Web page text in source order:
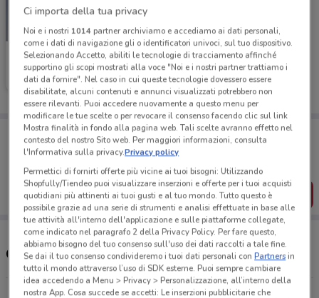
SCADE OGGI
Unieuro
Scade oggi 1.4 km
Porta DoveConviene sempre con te!
Puoi trovare le migliori offerte dei negozi vicino a te,
salvarle e creare la tua lista del risparmio, comodamente
dal tuo cellulare.
SCARICA L’APP
Orari e Indirizzi Unieuro
Via Generale G. Giardino, 1 Lissone
Ci importa della tua privacy
Noi e i nostri 1014partner archiviamo e accediamo ai dati personali,
come i dati di navigazione gli o identificatori univoci, sul tuo dispositivo.
Selezionando Accetto, abiliti le tecnologie di tracciamento affinché
supportino gli scopi mostrati alla voce "Noi e i nostri partner trattiamo i
dati da fornire". Nel caso in cui queste tecnologie dovessero essere
disabilitate, alcuni contenuti e annunci visualizzati potrebbero non
essere rilevanti. Puoi accedere nuovamente a questo menu per
modificare le tue scelte o per revocare il consenso facendo clic sul link
Mostra finalità in fondo alla pagina web. Tali scelte avranno effetto nel
contesto del nostro Sito web. Per maggiori informazioni, consulta
l'Informativa sulla privacy.Privacy policy
Permettici di fornirti offerte più vicine ai tuoi bisogni: Utilizzando
Shopfully/Tiendeo puoi visualizzare inserzioni e offerte per i tuoi acquisti
quotidiani più attinenti ai tuoi gusti e al tuo mondo. Tutto questo è
possibile grazie ad una serie di strumenti e analisi effettuate in base alle
tue attività all'interno dell'applicazione e sulle piattaforme collegate,
come indicato nel paragrafo 2 della Privacy Policy. Per fare questo,
abbiamo bisogno del tuo consenso sull'uso dei dati raccolti a tale fine.
Se dai il tuo consenso condivideremo i tuoi dati personali conPartnersin
tutto il mondo attraverso l’uso di SDK esterne. Puoi sempre cambiare
idea accedendo a Menu > Privacy > Personalizzazione, all’interno della
nostra App. Cosa succede se accetti: Le inserzioni pubblicitarie che